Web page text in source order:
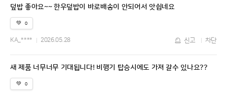
덮밥 좋아요~~ 한우덮밥이 바로배송이 안되어서 앗쉽네요
💚 0
KA_**** 2026.05.28 신고 차단
새 제품 너무너무 기대됩니다! 비행기 탑승시에도 가져 갈수 있나요??
💚 0